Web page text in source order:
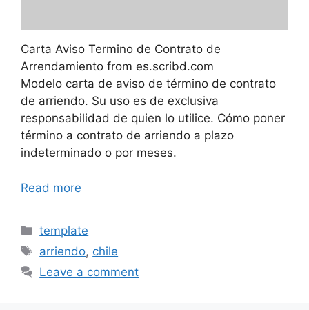
Carta Aviso Termino de Contrato de
Arrendamiento from es.scribd.com
Modelo carta de aviso de término de contrato
de arriendo. Su uso es de exclusiva
responsabilidad de quien lo utilice. Cómo poner
término a contrato de arriendo a plazo
indeterminado o por meses.
Read more
Categories
template
Tags
arriendo, chile
Leave a comment